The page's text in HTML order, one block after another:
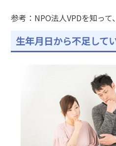
参考：NPO法人VPDを知っ
生年月日から不足して